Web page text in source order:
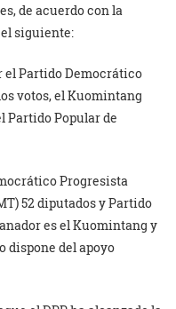
de acuerdo con la
siguiente:
el Partido Democrático
votos, el Kuomintang
Partido Popular de
Progresista
52 diputados y Partido
es el Kuomintang y
dispone del apoyo